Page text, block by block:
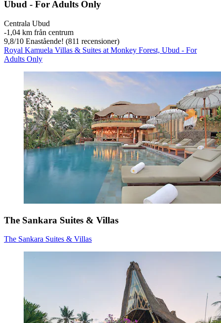
Ubud - For Adults Only
Centrala Ubud
‐1,04 km från centrum
9,8/10 Enastående! (811 recensioner)
Royal Kamuela Villas & Suites at Monkey Forest, Ubud - For
Adults Only
The Sankara Suites & Villas
The Sankara Suites & Villas